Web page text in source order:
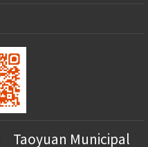
Taoyuan Municipal